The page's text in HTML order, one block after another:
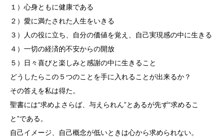
１）心身ともに健康である
２）愛に満たされた人生をいきる
３）人の役に立ち、自分の価値を覚え、自己実現感の中に生きる
４）一切の経済的不安からの開放
５）日々喜びと楽しみと感謝の中に生きること
どうしたらこの５つのことを手に入れることが出来るか？
その答えを私は得た。
聖書には“求めよさらば、与えられん”とあるが先ず“求めるこ
と”である。
自己イメージ、自己概念が低いときは心から求められない。